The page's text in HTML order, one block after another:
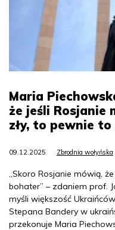
Maria
że jeśli Rosjanie
zły, to pewnie
09.12.2025 Zbrodnia wołyńska
„Skoro Rosjanie mówią,
bohater” – zdaniem prof.
myśli większość
Stepana Bandery w
przekonuje Maria